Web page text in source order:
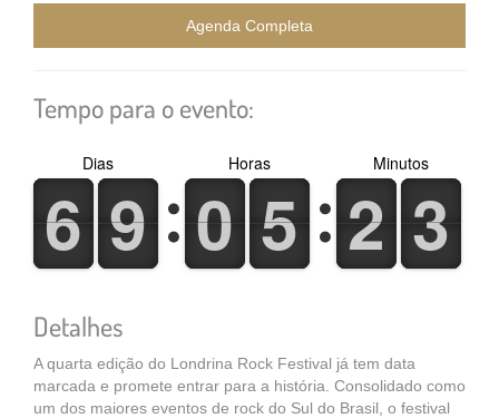
Agenda Completa
Tempo para o evento:
6
6
6
6 9
9
9
9
Dias
0
0
0
0 5
5
5
5
Horas
2
2
2
2 3
3
3
3
Minutos
Detalhes
A quarta edição do Londrina Rock Festival já tem data
marcada e promete entrar para a história. Consolidado como
um dos maiores eventos de rock do Sul do Brasil, o festival